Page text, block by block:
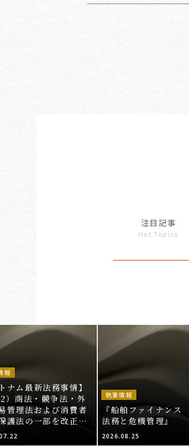
注目記事
Hot Topics
報
ナム最新法務事情】
）商法・競争法・外
管理法および消費者
護法の一部を改正・
る法律案（その2）
執筆情報
『船舶ファイナン
法務と危機管理』
2026.08.25